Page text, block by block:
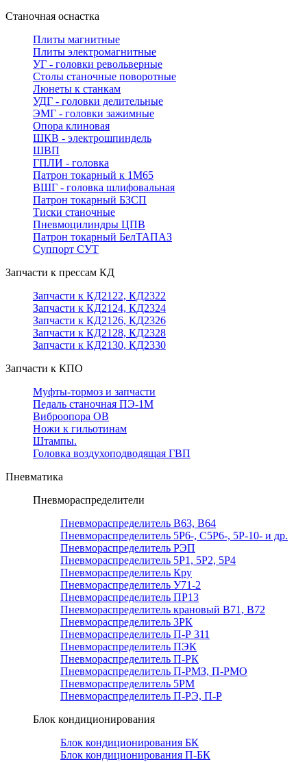
Станочная оснастка
Плиты магнитные
Плиты электромагнитные
УГ - головки револьверные
Столы станочные поворотные
Люнеты к станкам
УДГ - головки делительные
ЭМГ - головки зажимные
Опора клиновая
ШКВ - электрошпиндель
ШВП
ГПЛИ - головка
Патрон токарный к 1М65
ВШГ - головка шлифовальная
Патрон токарный БЗСП
Тиски станочные
Пневмоцилиндры ЦПВ
Патрон токарный БелТАПАЗ
Суппорт СУТ
Запчасти к прессам КД
Запчасти к КД2122, КД2322
Запчасти к КД2124, КД2324
Запчасти к КД2126, КД2326
Запчасти к КД2128, КД2328
Запчасти к КД2130, КД2330
Запчасти к КПО
Муфты-тормоз и запчасти
Педаль станочная ПЭ-1М
Виброопора ОВ
Ножи к гильотинам
Штампы.
Головка воздухоподводящая ГВП
Пневматика
Пневмораспределители
Пневмораспределитель В63, В64
Пневмораспределитель 5Р6-, С5Р6-, 5Р-10- и др.
Пневмораспределитель РЭП
Пневмораспределитель 5Р1, 5Р2, 5Р4
Пневмораспределитель Кру
Пневмораспределитель У71-2
Пневмораспределитель ПР13
Пневмораспределитель крановый В71, В72
Пневмораспределитель 3РК
Пневмораспределитель П-Р 311
Пневмораспределитель ПЭК
Пневмораспределитель П-РК
Пневмораспределитель П-РМЗ, П-РМО
Пневмораспределитель 5РМ
Пневмораспределитель П-РЭ, П-Р
Блок кондиционирования
Блок кондиционирования БК
Блок кондиционирования П-БК